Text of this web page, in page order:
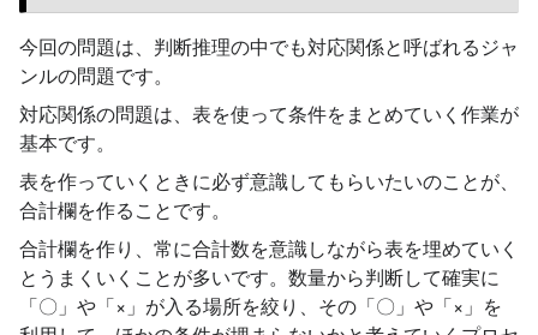
今回の問題は、判断推理の中でも対応関係と呼ばれるジャ
ンルの問題です。
対応関係の問題は、表を使って条件をまとめていく作業が
基本です。
表を作っていくときに必ず意識してもらいたいのことが、
合計欄を作ることです。
合計欄を作り、常に合計数を意識しながら表を埋めていく
とうまくいくことが多いです。数量から判断して確実に
「〇」や「×」が入る場所を絞り、その「〇」や「×」を